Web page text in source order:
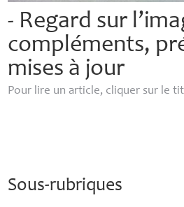
- Regard sur
compléments,
mises à jour
Pour lire un article, cliquer sur le
Sous-rubriques